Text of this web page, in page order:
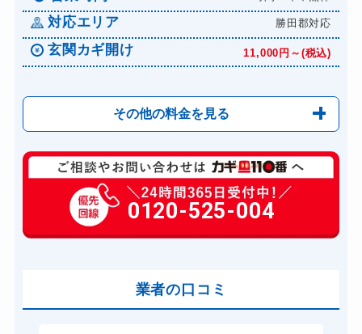
対応エリア 勝田郡対応
玄関カギ開け 11,000円～(税込)
その他の料金を見る
玄関カギ複製 660円(税込)～
玄関カギ開け 11,000円～(税込)
玄関カギ修理 6,600円～(税込)
0120-525-004
業者の口コミ